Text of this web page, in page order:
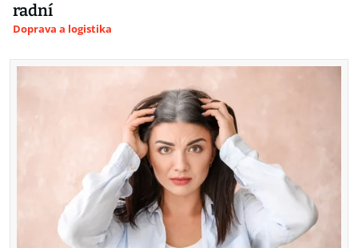
radní
Doprava a logistika